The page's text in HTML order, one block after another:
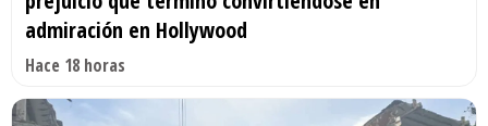
admiración en Hollywood
Hace 18 horas